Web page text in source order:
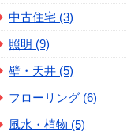
中古住宅 (3)
照明 (9)
壁・天井 (5)
フローリング (6)
風水・植物 (5)